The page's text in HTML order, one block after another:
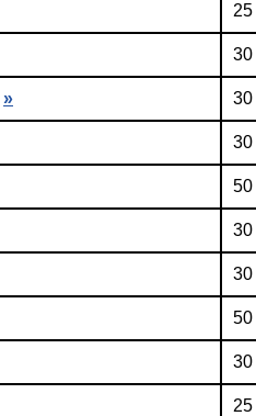
30
» 30
30
50
30
30
50
30